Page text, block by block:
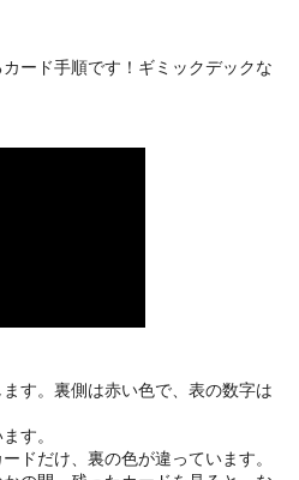
ード手順です！ギミックデックな
す。裏側は赤い色で、表の数字は
す。
ドだけ、裏の色が違っています。